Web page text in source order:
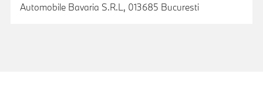
Automobile Bavaria S.R.L, 013685 Bucuresti